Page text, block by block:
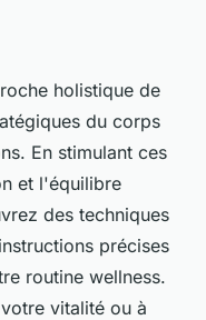
holistique de
du corps
En stimulant ces
et l'équilibre
des techniques
précises
routine wellness.
vitalité ou à